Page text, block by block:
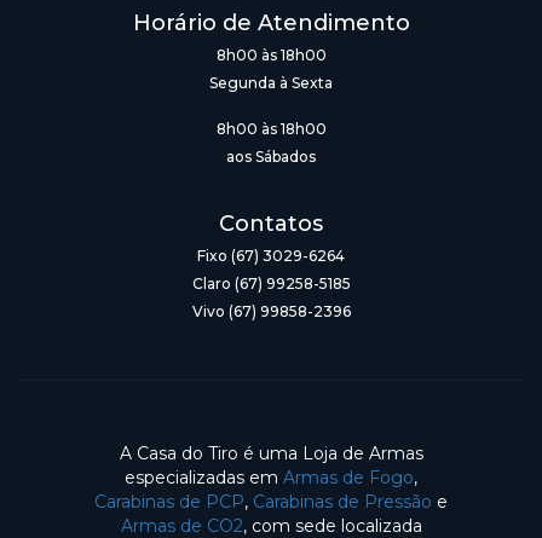
Horário de Atendimento
8h00 às 18h00
Segunda à Sexta
8h00 às 18h00
aos Sábados
Contatos
Fixo (67) 3029-6264
Claro (67) 99258-5185
Vivo (67) 99858-2396
A Casa do Tiro é uma Loja de Armas
especializadas em Armas de Fogo,
Carabinas de PCP, Carabinas de Pressão e
Armas de CO2, com sede localizada